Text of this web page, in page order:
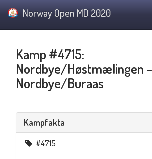
Norway Open MD 2020
Kamp #4715:
Nordbye/Høstmælingen –
Nordbye/Buraas
Kampfakta
#4715